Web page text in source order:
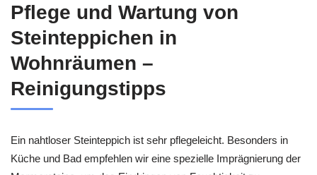
Pflege und Wartung von
Steinteppichen in
Wohnräumen –
Reinigungstipps
Ein nahtloser Steinteppich ist sehr pflegeleicht. Besonders in
Küche und Bad empfehlen wir eine spezielle Imprägnierung der